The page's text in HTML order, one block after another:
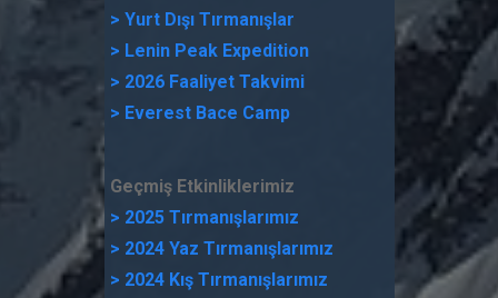
> Yurt Dışı Tırmanışlar
> Lenin Peak Expedition
> 2026 Faaliyet Takvimi
> Everest Bace Camp
Geçmiş Etkinliklerimiz
> 2025 Tırmanışlarımız
> 2024 Yaz Tırmanışlarımız
> 2024 Kış Tırmanışlarımız